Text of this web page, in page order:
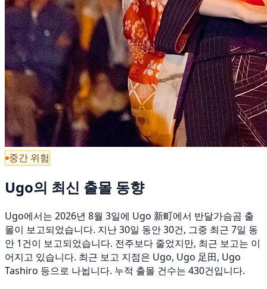
중간 위험
Ugo의 최신 출몰 동향
Ugo에서는 2026년 8월 3일에 Ugo 新町에서 반달가슴곰 출
몰이 보고되었습니다. 지난 30일 동안 30건, 그중 최근 7일 동
안 1건이 보고되었습니다. 전주보다 줄었지만, 최근 보고는 이
어지고 있습니다. 최근 보고 지점은 Ugo, Ugo 足田, Ugo
Tashiro 등으로 나뉩니다. 누적 출몰 건수는 430건입니다.